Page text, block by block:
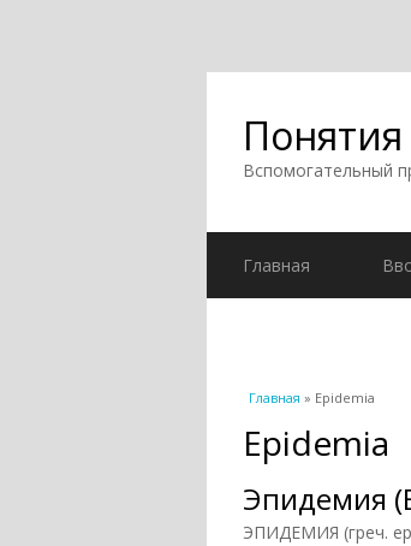
Вспомогательный
Главная
Вы здесь
Главная » Epidemia
Epidemia
Эпидемия
ЭПИДЕМИЯ (греч.